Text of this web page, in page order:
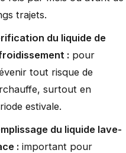
trajets.
du liquide de
: pour
tout risque de
surtout en
estivale.
du liquide lave-
: important pour